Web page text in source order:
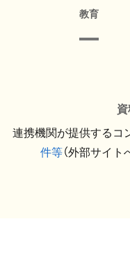
教育
連携機関が提供するコ
件等（外部サイト